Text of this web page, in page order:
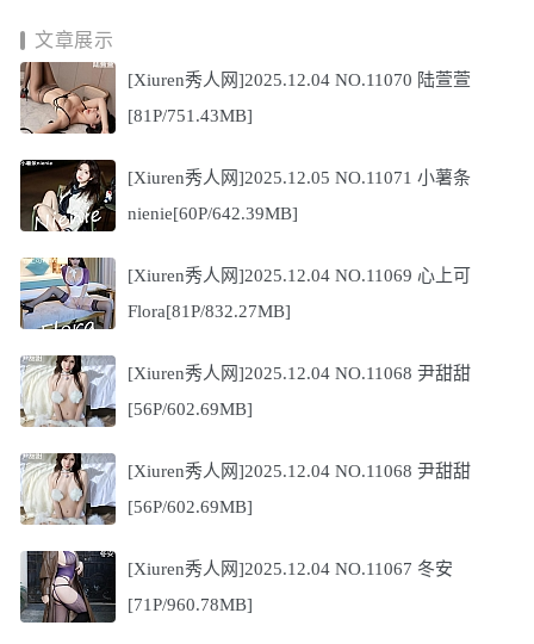
文章展示
[Xiuren秀人网]2025.12.04 NO.11070 陆萱萱
[81P/751.43MB]
[Xiuren秀人网]2025.12.05 NO.11071 小薯条
nienie[60P/642.39MB]
[Xiuren秀人网]2025.12.04 NO.11069 心上可
Flora[81P/832.27MB]
[Xiuren秀人网]2025.12.04 NO.11068 尹甜甜
[56P/602.69MB]
[Xiuren秀人网]2025.12.04 NO.11068 尹甜甜
[56P/602.69MB]
[Xiuren秀人网]2025.12.04 NO.11067 冬安
[71P/960.78MB]